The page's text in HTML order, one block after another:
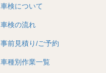
車検について
車検の流れ
事前見積り/ご予約
車種別作業一覧